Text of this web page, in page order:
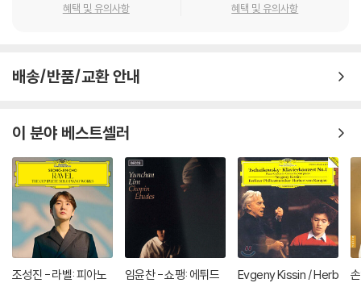
혜택 및 유의사항 혜택 및 유의사항
배송/반품/교환 안내
이 분야 베스트셀러
조성진 - 라벨: 피아노
임윤찬 - 쇼팽: 에튀드
Evgeny Kissin / Herb